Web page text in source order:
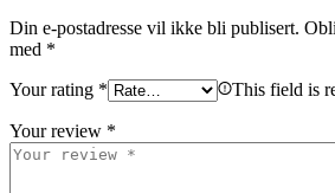
Din e-postadresse vil ikke bli publisert.
med *
Your rating * This field is
Your review *